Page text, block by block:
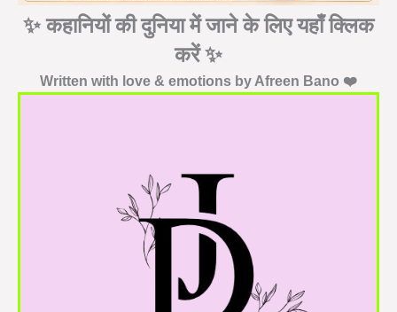
✨ कहानियों की दुनिया में जाने के लिए यहाँ क्लिक
करें ✨
Written with love & emotions by Afreen Bano ❤️